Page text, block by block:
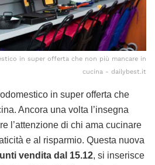
in super offerta che non più mancare in
cucina - dailybest.it
in super offerta che
Ancora una volta l’insegna
l’attenzione di chi ama cucinare
e al risparmio. Questa nuova
vendita dal 15.12, si inserisce